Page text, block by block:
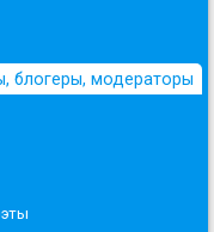
блогеры, модераторы